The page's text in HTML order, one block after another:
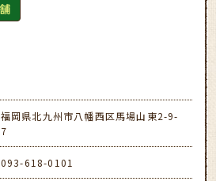
福岡県北九州市八幡西区馬場山東2-9-
7
093-618-0101